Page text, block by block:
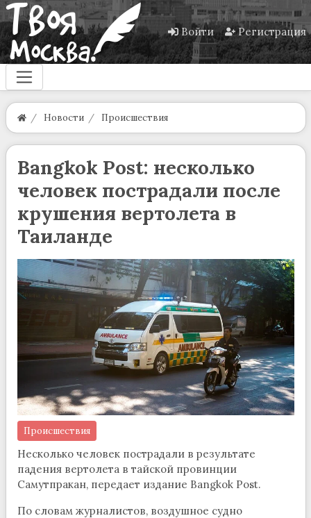
Войти Регистрация
Новости Происшествия
Bangkok Post: несколько
человек пострадали после
крушения вертолета в
Таиланде
Происшествия
Несколько человек пострадали в результате
падения вертолета в тайской провинции
Самутпракан, передает издание Bangkok Post.
По словам журналистов, воздушное судно